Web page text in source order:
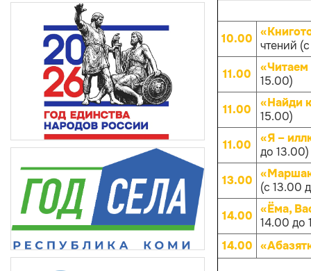
10.00 чтений
11.00
«Читаем
15.00)
11.00
«Найди
15.00)
11.00
«Я –
до 13.00)
13.00
(с 13.00
14.00 «Ёма,
14.00 до
14.00